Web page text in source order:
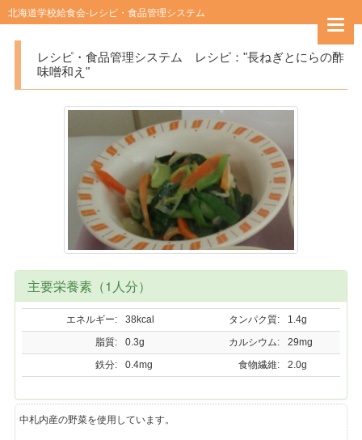
北海道学校給食会-レシピ・食品管理システム
キーワード検索
レシピ・食品管理システム レシピ："長ねぎとにらの酢
味噌和え"
主要栄養素（1人分）
エネルギー: 38kcal タンパク質:
1.4g
脂質:
0.3g カルシウム:
29mg
鉄分:
0.4mg 食物繊維: 2.0g
中札内産の野菜を使用しています。